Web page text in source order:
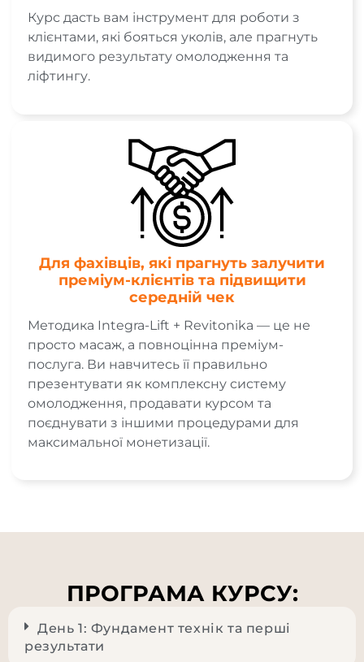
Курс дасть вам інструмент для роботи з
клієнтами, які бояться уколів, але прагнуть
видимого результату омолодження та
ліфтингу.
Для фахівців, які прагнуть залучити
преміум-клієнтів та підвищити
середній чек
Методика Integra-Lift + Revitonika — це не
просто масаж, а повноцінна преміум-
послуга. Ви навчитесь її правильно
презентувати як комплексну систему
омолодження, продавати курсом та
поєднувати з іншими процедурами для
максимальної монетизації.
ПРОГРАМА КУРСУ:
День 1: Фундамент технік та перші
результати